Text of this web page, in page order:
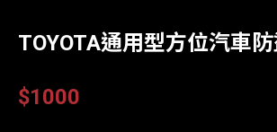
TOYOTA通用型方位汽車
$1000